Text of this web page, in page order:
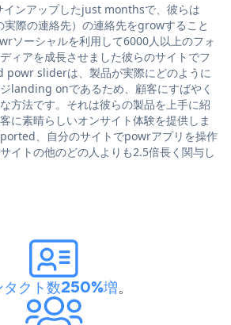
インアップしたjust monthsで、彼らは
際の連絡先）の連絡先をgrowすること
ソーシャルを利用して6000人以上のフォ
ィアを成長させました彼らのサイトでフ
powr sliderは、製品が実際にどのように
landing onであるため、顧客にすばやく
方法です。それは彼らの製品を上手に紹
に素晴らしいオンサイト体験を提供しま
、自分のサイトでpowrアプリを操作
イトの他のどの人よりも2.5倍長く関与し
タクト数250%増。